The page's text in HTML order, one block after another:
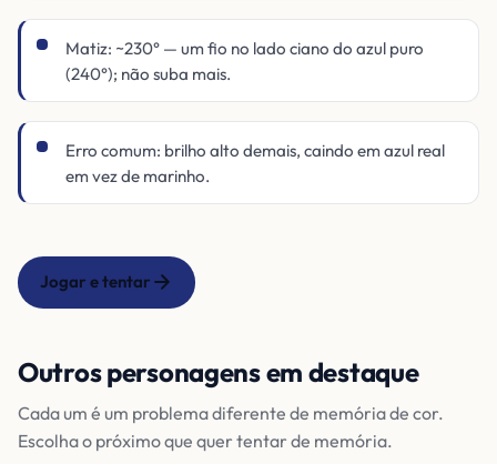
Matiz: ~230° — um fio no lado ciano do azul puro
(240°); não suba mais.
Erro comum: brilho alto demais, caindo em azul real
em vez de marinho.
Jogar e tentar
Outros personagens em destaque
Cada um é um problema diferente de memória de cor.
Escolha o próximo que quer tentar de memória.